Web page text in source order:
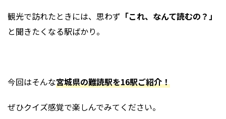
観光で訪れたときには、思わず 「これ、なんて読むの？」
と聞きたくなる駅ばかり。
今回はそんな宮城県の難読駅を16駅ご紹介！
ぜひクイズ感覚で楽しんでみてください。